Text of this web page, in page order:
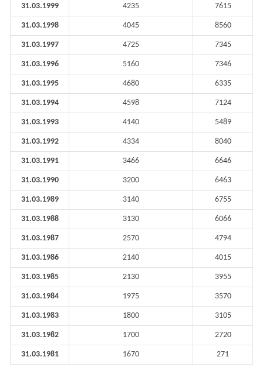
31.03.1999 4235 7615
31.03.1998 4045 8560
31.03.1997 4725 7345
31.03.1996 5160 7346
31.03.1995 4680 6335
31.03.1994 4598 7124
31.03.1993 4140 5489
31.03.1992 4334 8040
31.03.1991 3466 6646
31.03.1990 3200 6463
31.03.1989 3140 6755
31.03.1988 3130 6066
31.03.1987 2570 4794
31.03.1986 2140 4015
31.03.1985 2130 3955
31.03.1984 1975 3570
31.03.1983 1800 3105
31.03.1982 1700 2720
31.03.1981 1670 271